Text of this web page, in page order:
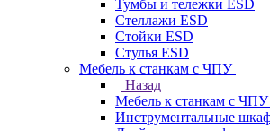
Тумбы и тележки ESD
Стеллажи ESD
Стойки ESD
Стулья ESD
Мебель к станкам с ЧПУ
Назад
Мебель к станкам с ЧПУ
Инструментальные